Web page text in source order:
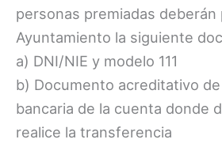
personas premiadas
Ayuntamiento la siguiente
a) DNI/NIE y modelo 111
b) Documento acreditativo
bancaria de la cuenta donde
realice la transferencia